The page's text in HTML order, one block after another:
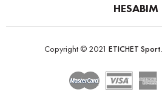
HESABIM
Copyright © 2021 ETICHET Sport